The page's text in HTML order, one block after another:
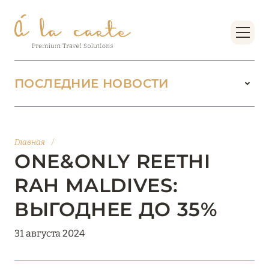
Главная /
ONE&ONLY REETHI
RAH MALDIVES:
ВЫГОДНЕЕ ДО 35%
31 августа 2024
ПОСЛЕДНИЕ НОВОСТИ
БУТИК-КУРОРТЫ МАЛЬДИВСКИХ ОСТРОВОВ
Подробнее
01 июня 2026
JUMEIRAH OLHAHALI ISLAND MALDIVES: ВАШ